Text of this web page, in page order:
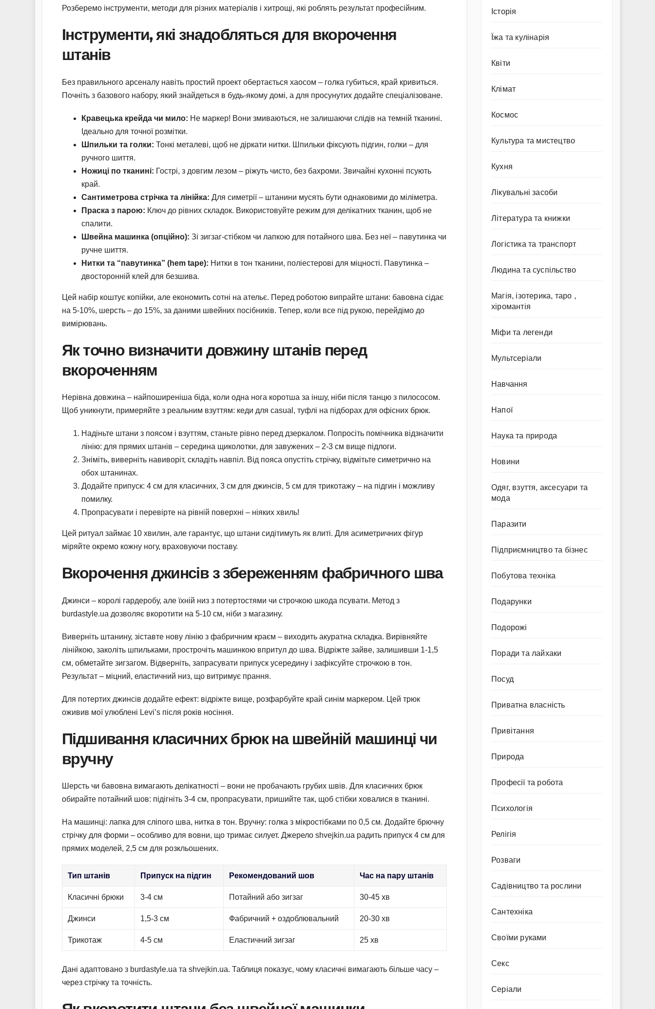
Розберемо інструменти, методи для різних матеріалів і хитрощі, які роблять результат професійним.
Інструменти, які знадобляться для вкорочення
штанів
Без правильного арсеналу навіть простий проект обертається хаосом – голка губиться, край кривиться.
Почніть з базового набору, який знайдеться в будь-якому домі, а для просунутих додайте спеціалізоване.
Кравецька крейда чи мило: Не маркер! Вони змиваються, не залишаючи слідів на темній тканині.
Ідеально для точної розмітки.
Шпильки та голки: Тонкі металеві, щоб не діркати нитки. Шпильки фіксують підгин, голки – для
ручного шиття.
Ножиці по тканині: Гострі, з довгим лезом – ріжуть чисто, без бахроми. Звичайні кухонні псують
край.
Сантиметрова стрічка та лінійка: Для симетрії – штанини мусять бути однаковими до міліметра.
Праска з парою: Ключ до рівних складок. Використовуйте режим для делікатних тканин, щоб не
спалити.
Швейна машинка (опційно): Зі зигзаг-стібком чи лапкою для потайного шва. Без неї – павутинка чи
ручне шиття.
Нитки та “павутинка” (hem tape): Нитки в тон тканини, поліестерові для міцності. Павутинка –
двосторонній клей для безшива.
Цей набір коштує копійки, але економить сотні на ательє. Перед роботою випрайте штани: бавовна сідає
на 5-10%, шерсть – до 15%, за даними швейних посібників. Тепер, коли все під рукою, перейдімо до
вимірювань.
Як точно визначити довжину штанів перед
вкороченням
Нерівна довжина – найпоширеніша біда, коли одна нога коротша за іншу, ніби після танцю з пилососом.
Щоб уникнути, примеряйте з реальним взуттям: кеди для casual, туфлі на підборах для офісних брюк.
Надіньте штани з поясом і взуттям, станьте рівно перед дзеркалом. Попросіть помічника відзначити
лінію: для прямих штанів – середина щиколотки, для завужених – 2-3 см вище підлоги.
Зніміть, виверніть навиворіт, складіть навпіл. Від пояса опустіть стрічку, відмітьте симетрично на
обох штанинах.
Додайте припуск: 4 см для класичних, 3 см для джинсів, 5 см для трикотажу – на підгин і можливу
помилку.
Пропрасувати і перевірте на рівній поверхні – ніяких хвиль!
Цей ритуал займає 10 хвилин, але гарантує, що штани сидітимуть як влиті. Для асиметричних фігур
міряйте окремо кожну ногу, враховуючи поставу.
Вкорочення джинсів з збереженням фабричного шва
Джинси – королі гардеробу, але їхній низ з потертостями чи строчкою шкода псувати. Метод з
burdastyle.ua дозволяє вкоротити на 5-10 см, ніби з магазину.
Виверніть штанину, зіставте нову лінію з фабричним краєм – виходить акуратна складка. Вирівняйте
лінійкою, заколіть шпильками, прострочіть машинкою впритул до шва. Відріжте зайве, залишивши 1-1,5
см, обметайте зигзагом. Відверніть, запрасувати припуск усередину і зафіксуйте строчкою в тон.
Результат – міцний, еластичний низ, що витримує прання.
Для потертих джинсів додайте ефект: відріжте вище, розфарбуйте край синім маркером. Цей трюк
оживив мої улюблені Levi’s після років носіння.
Підшивання класичних брюк на швейній машинці чи
вручну
Шерсть чи бавовна вимагають делікатності – вони не пробачають грубих швів. Для класичних брюк
обирайте потайний шов: підігніть 3-4 см, пропрасувати, пришийте так, щоб стібки ховалися в тканині.
На машинці: лапка для сліпого шва, нитка в тон. Вручну: голка з мікростібками по 0,5 см. Додайте брючну
стрічку для форми – особливо для вовни, що тримає силует. Джерело shvejkin.ua радить припуск 4 см для
прямих моделей, 2,5 см для розкльошених.
Тип штанів Припуск на підгин Рекомендований шов Час на пару штанів
Класичні брюки 3-4 см Потайний або зигзаг 30-45 хв
Джинси 1,5-3 см Фабричний + оздоблювальний 20-30 хв
Трикотаж 4-5 см Еластичний зигзаг 25 хв
Дані адаптовано з burdastyle.ua та shvejkin.ua. Таблиця показує, чому класичні вимагають більше часу –
через стрічку та точність.
Історія
Їжа та кулінарія
Квіти
Клімат
Космос
Культура та мистецтво
Кухня
Лікувальні засоби
Література та книжки
Логістика та транспорт
Людина та суспільство
Магія, ізотерика, таро ,
хіромантія
Міфи та легенди
Мультсеріали
Навчання
Напої
Наука та природа
Новини
Одяг, взуття, аксесуари та
мода
Паразити
Підприємництво та бізнес
Побутова техніка
Подарунки
Подорожі
Поради та лайхаки
Посуд
Приватна власність
Привітання
Природа
Професії та робота
Психологія
Релігія
Розваги
Садівництво та рослини
Сантехніка
Своїми руками
Секс
Серіали